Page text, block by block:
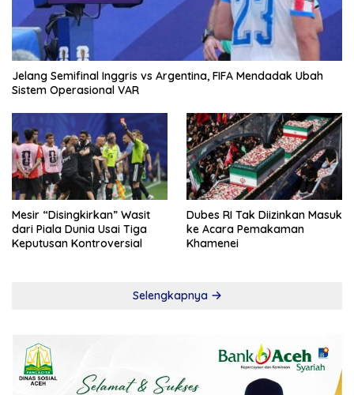
Jelang Semifinal Inggris vs Argentina, FIFA Mendadak Ubah
Sistem Operasional VAR
Mesir “Disingkirkan” Wasit
dari Piala Dunia Usai Tiga
Keputusan Kontroversial
Dubes RI Tak Diizinkan Masuk
ke Acara Pemakaman
Khamenei
Selengkapnya